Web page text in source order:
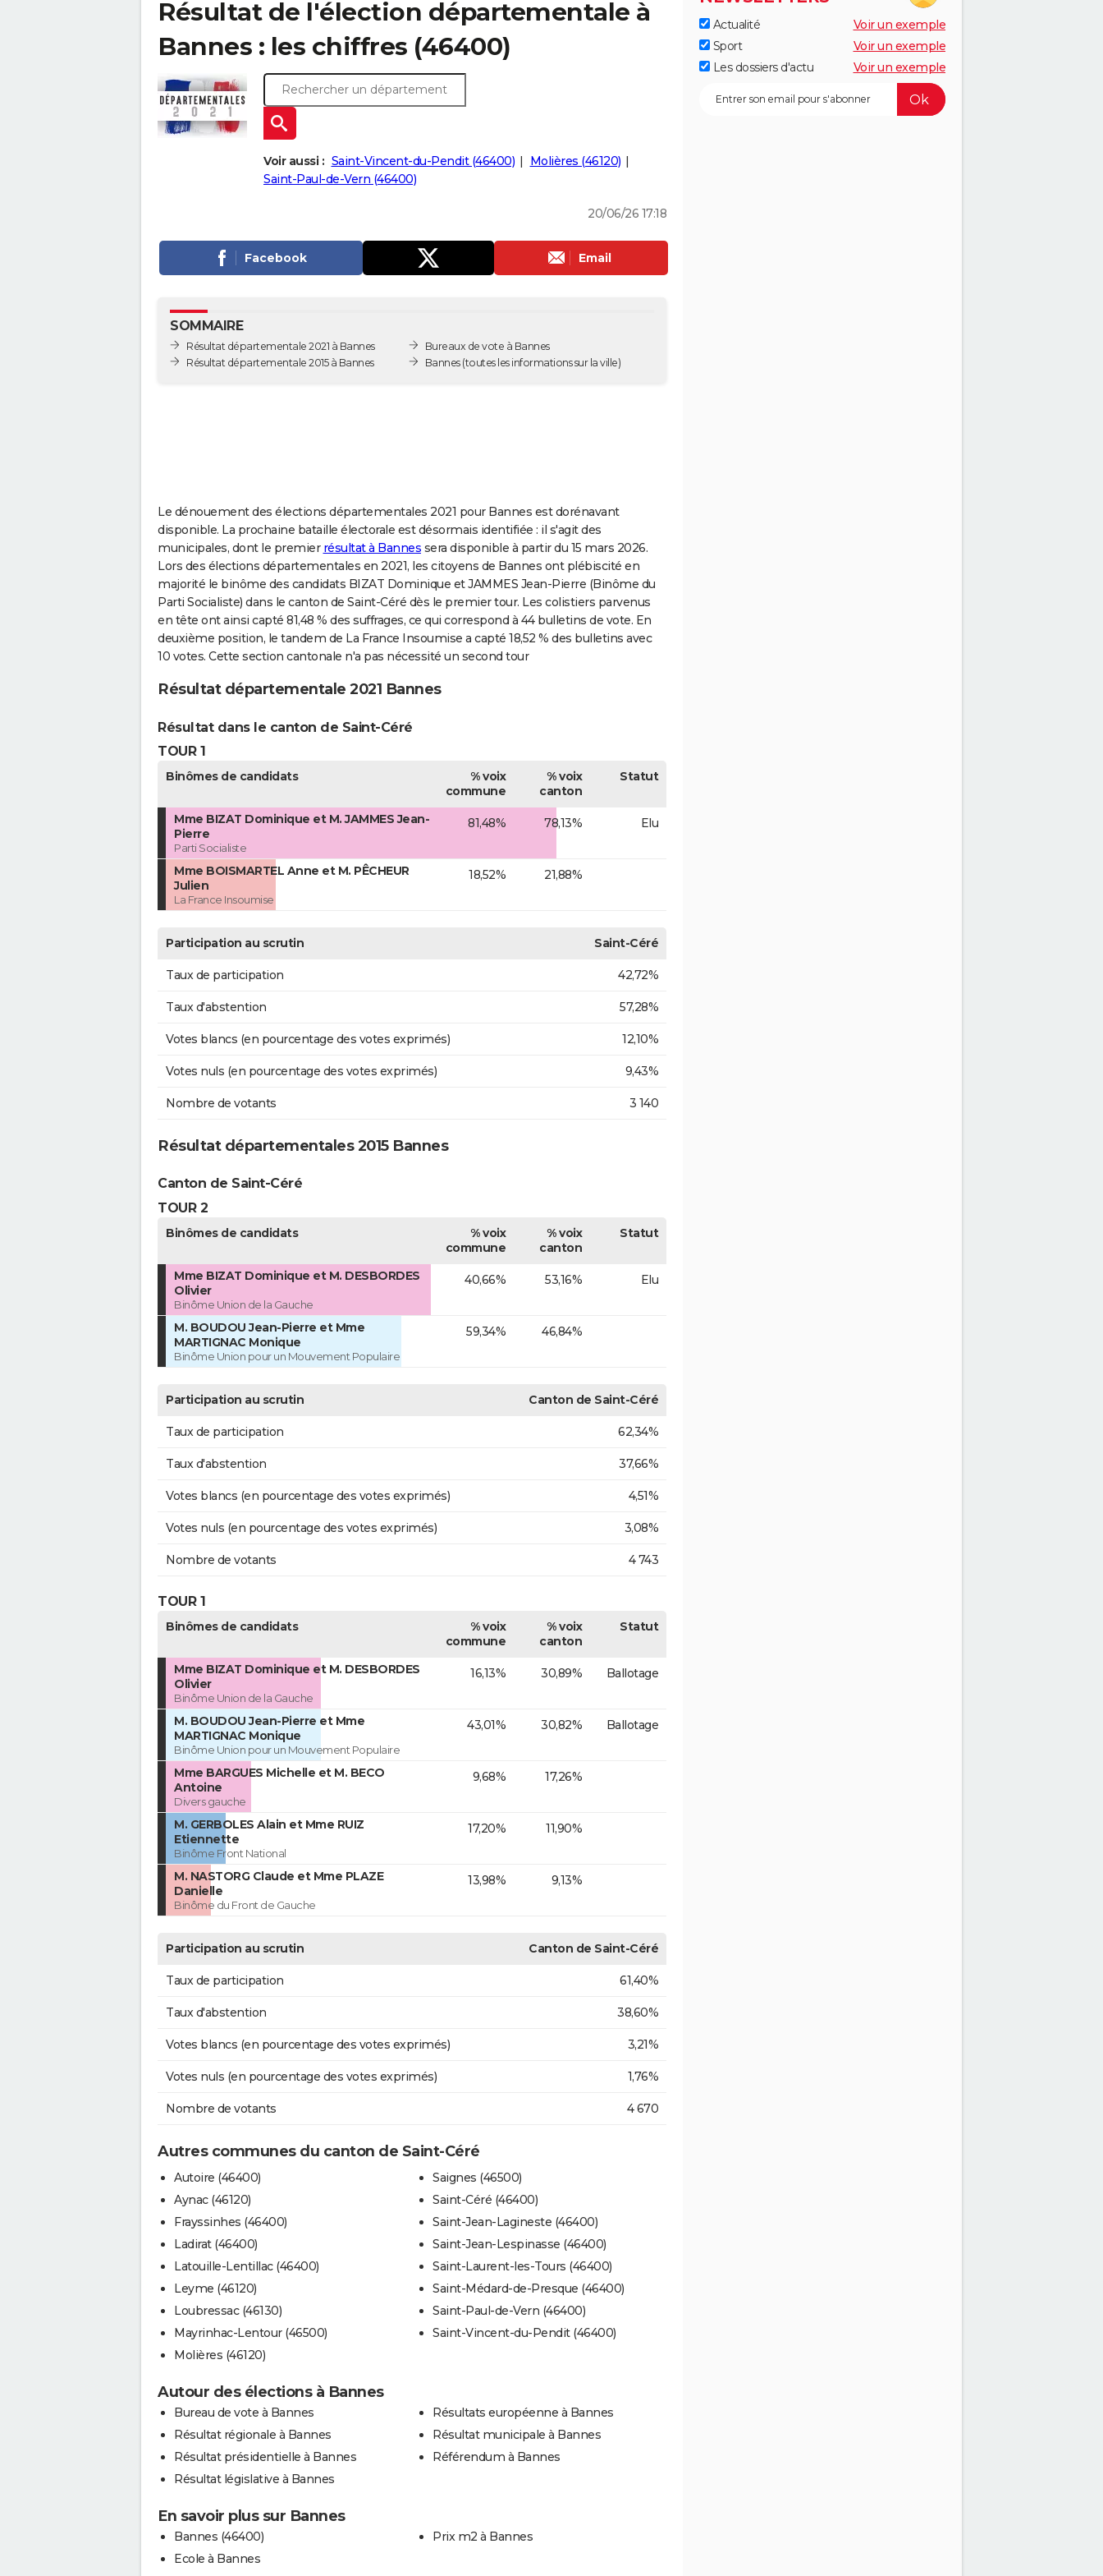
Résultat de l'élection départementale à
Bannes : les chiffres (46400)
Voir aussi : Saint-Vincent-du-Pendit (46400)
Molières (46120)
Saint-Paul-de-Vern (46400)
20/06/26 17:18
Facebook Email
SOMMAIRE
Résultat départementale 2021 à Bannes
Résultat départementale 2015 à Bannes
Bureaux de vote à Bannes
Bannes(toutes les informations sur la ville)
Le dénouement des élections départementales 2021 pour Bannes est dorénavant
disponible. La prochaine bataille électorale est désormais identifiée : il s'agit des
municipales, dont le premier résultat à Bannes sera disponible à partir du 15 mars 2026.
Lors des élections départementales en 2021, les citoyens de Bannes ont plébiscité en
majorité le binôme des candidats BIZAT Dominique et JAMMES Jean-Pierre (Binôme du
Parti Socialiste) dans le canton de Saint-Céré dès le premier tour. Les colistiers parvenus
en tête ont ainsi capté 81,48 % des suffrages, ce qui correspond à 44 bulletins de vote. En
deuxième position, le tandem de La France Insoumise a capté 18,52 % des bulletins avec
10 votes. Cette section cantonale n'a pas nécessité un second tour
Résultat départementale 2021 Bannes
Résultat dans le canton de Saint-Céré
TOUR 1
Binômes de candidats
% voix
commune
% voix
canton
Statut
Mme BIZAT Dominique et M. JAMMES Jean-
Pierre
Parti Socialiste
81,48% 78,13% Elu
Mme BOISMARTEL Anne et M. PÊCHEUR
Julien
La France Insoumise
18,52% 21,88%
Participation au scrutin Saint-Céré
Taux de participation 42,72%
Taux d'abstention 57,28%
Votes blancs (en pourcentage des votes exprimés) 12,10%
Votes nuls (en pourcentage des votes exprimés) 9,43%
Nombre de votants 3 140
Résultat départementales 2015 Bannes
Canton de Saint-Céré
TOUR 2
Binômes de candidats
% voix
commune
% voix
canton
Statut
Mme BIZAT Dominique et M. DESBORDES
Olivier
Binôme Union de la Gauche
40,66% 53,16% Elu
M. BOUDOU Jean-Pierre et Mme
MARTIGNAC Monique
Binôme Union pour un Mouvement Populaire
59,34% 46,84%
Participation au scrutin Canton de Saint-Céré
Taux de participation 62,34%
Taux d'abstention 37,66%
Votes blancs (en pourcentage des votes exprimés) 4,51%
Votes nuls (en pourcentage des votes exprimés) 3,08%
Nombre de votants 4 743
TOUR 1
Binômes de candidats
% voix
commune
% voix
canton
Statut
Mme BIZAT Dominique et M. DESBORDES
Olivier
Binôme Union de la Gauche
16,13% 30,89% Ballotage
M. BOUDOU Jean-Pierre et Mme
MARTIGNAC Monique
Binôme Union pour un Mouvement Populaire
43,01% 30,82% Ballotage
Mme BARGUES Michelle et M. BECO
Antoine
Divers gauche
9,68% 17,26%
M. GERBOLES Alain et Mme RUIZ
Etiennette
Binôme Front National
17,20% 11,90%
M. NASTORG Claude et Mme PLAZE
Danielle
Binôme du Front de Gauche
13,98% 9,13%
Participation au scrutin Canton de Saint-Céré
Taux de participation 61,40%
Taux d'abstention 38,60%
Votes blancs (en pourcentage des votes exprimés) 3,21%
Votes nuls (en pourcentage des votes exprimés) 1,76%
Nombre de votants 4 670
Autres communes du canton de Saint-Céré
Autoire (46400)
Aynac (46120)
Frayssinhes (46400)
Ladirat (46400)
Latouille-Lentillac (46400)
Leyme (46120)
Loubressac (46130)
Mayrinhac-Lentour (46500)
Molières (46120)
Saignes (46500)
Saint-Céré (46400)
Saint-Jean-Lagineste (46400)
Saint-Jean-Lespinasse (46400)
Saint-Laurent-les-Tours (46400)
Saint-Médard-de-Presque (46400)
Saint-Paul-de-Vern (46400)
Saint-Vincent-du-Pendit (46400)
Autour des élections à Bannes
Bureau de vote à Bannes
Résultat régionale à Bannes
Résultat présidentielle à Bannes
Résultat législative à Bannes
Résultats européenne à Bannes
Résultat municipale à Bannes
Référendum à Bannes
En savoir plus sur Bannes
Bannes (46400)
Ecole à Bannes
Prix m2 à Bannes
Actualité
Voir un exemple
Sport
Voir un exemple
Les dossiers d'actu
Voir un exemple